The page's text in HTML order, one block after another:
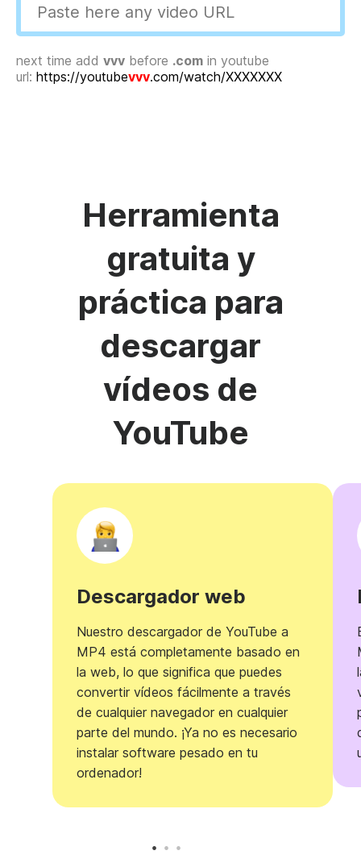
next time add vvv before .com in youtube
url: https://youtubevvv.com/watch/XXXXXXX
Herramienta
gratuita y
práctica para
descargar
vídeos de
YouTube
Descargador web
Nuestro descargador de YouTube a
MP4 está completamente basado en
la web, lo que significa que puedes
convertir vídeos fácilmente a través
de cualquier navegador en cualquier
parte del mundo. ¡Ya no es necesario
instalar software pesado en tu
ordenador!